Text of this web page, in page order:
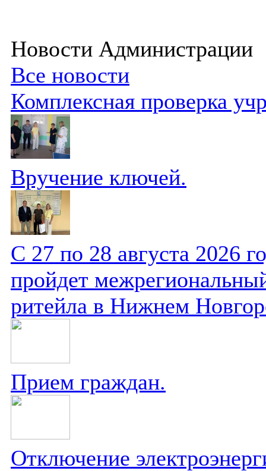
Новости Администрации
Все новости
Комплексная проверка
Вручение ключей.
С 27 по 28 августа 2026
пройдет
ритейла в Нижнем
Прием граждан.
Отключение